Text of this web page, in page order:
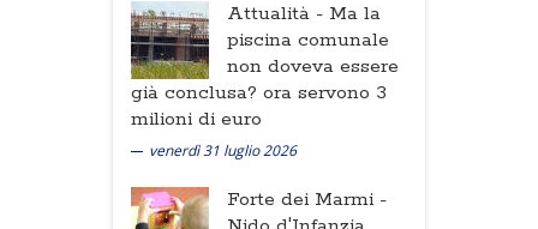
Attualità - Ma la
piscina comunale
non doveva essere
già conclusa? ora servono 3
milioni di euro
venerdì 31 luglio 2026
Forte dei Marmi -